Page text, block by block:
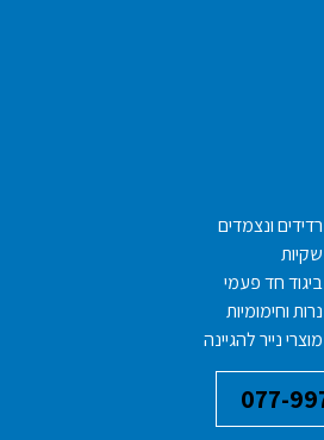
רדידים ונצמדים
שקיות
ביגוד חד פעמי
נרות וחימומיות
מוצרי נייר להגיינה